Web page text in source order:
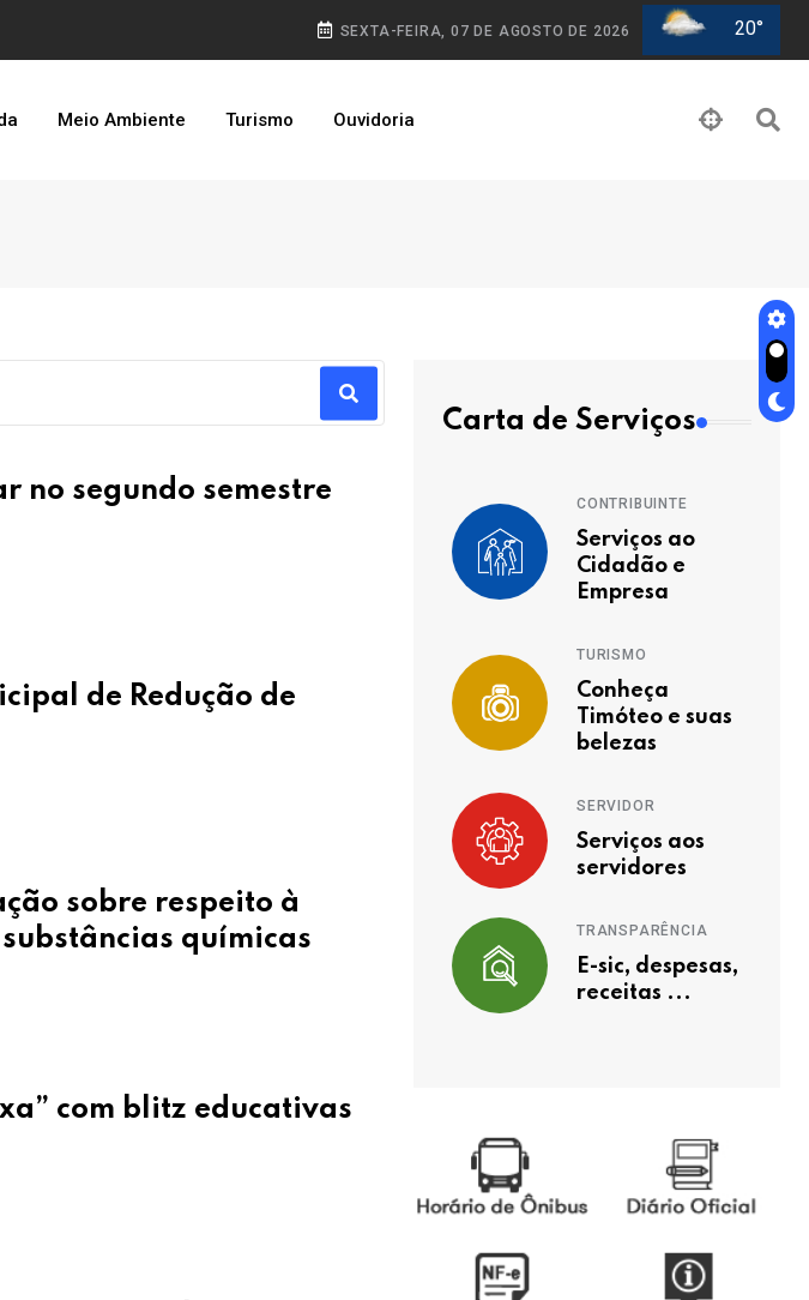
SEXTA-FEIRA, 07 DE AGOSTO DE 2026 20°
Meio Ambiente Turismo Ouvidoria
no segundo semestre
de Redução de
sobre respeito à
químicas
com blitz educativas
Carta de Serviços
CONTRIBUINTE
Serviços ao
Cidadão e
Empresa
TURISMO
Conheça
Timóteo e suas
belezas
SERVIDOR
Serviços aos
servidores
TRANSPARÊNCIA
E-sic, despesas,
receitas ...